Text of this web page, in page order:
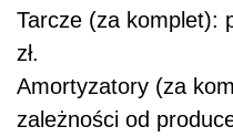
Tarcze (za komplet):
zł.
Amortyzatory (za
zależności od